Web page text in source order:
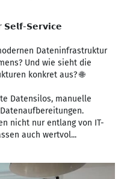
𝗦𝗲𝗹𝗳-𝗦𝗲𝗿𝘃𝗶𝗰𝗲
Dateninfrastruktur
Und wie sieht die
konkret aus? 🌐
Datensilos, manuelle
nicht nur entlang von IT-
auch wertvol...